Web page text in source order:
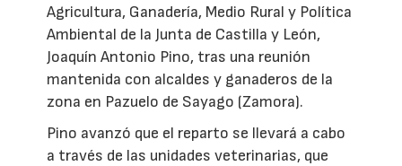
Agricultura, Ganadería, Medio Rural y Política
Ambiental de la Junta de Castilla y León,
Joaquín Antonio Pino, tras una reunión
mantenida con alcaldes y ganaderos de la
zona en Pazuelo de Sayago (Zamora).
Pino avanzó que el reparto se llevará a cabo
a través de las unidades veterinarias, que